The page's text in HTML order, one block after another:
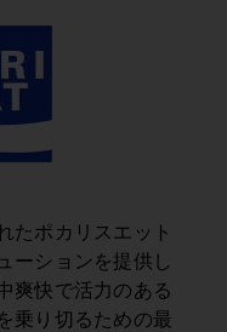
たポカリスエット
ーションを提供し
爽快で活力のある
乗り切るための最